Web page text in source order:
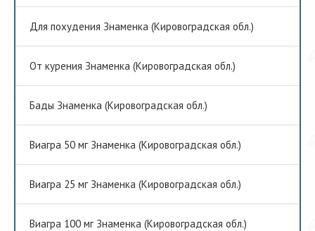
Для похудения Знаменка (Кировоградская обл.)
От курения Знаменка (Кировоградская обл.)
Бады Знаменка (Кировоградская обл.)
Виагра 50 мг Знаменка (Кировоградская обл.)
Виагра 25 мг Знаменка (Кировоградская обл.)
Виагра 100 мг Знаменка (Кировоградская обл.)